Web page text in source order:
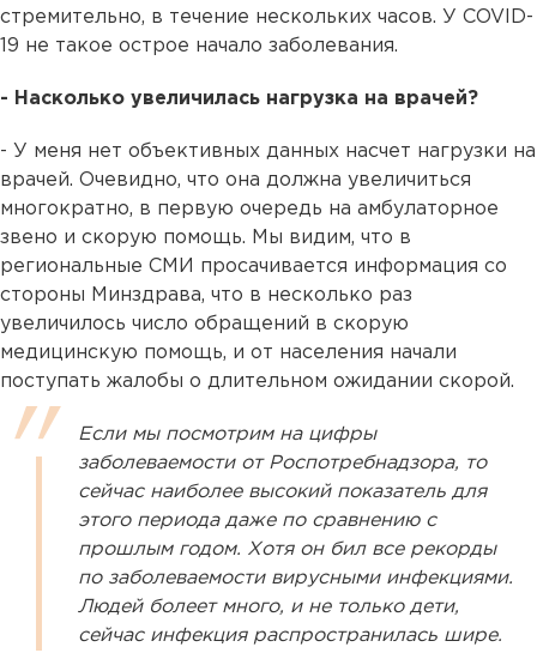
стремительно, в течение нескольких часов. У COVID-
19 не такое острое начало заболевания.
- Насколько увеличилась нагрузка на врачей?
- У меня нет объективных данных насчет нагрузки на
врачей. Очевидно, что она должна увеличиться
многократно, в первую очередь на амбулаторное
звено и скорую помощь. Мы видим, что в
региональные СМИ просачивается информация со
стороны Минздрава, что в несколько раз
увеличилось число обращений в скорую
медицинскую помощь, и от населения начали
поступать жалобы о длительном ожидании скорой.
Если мы посмотрим на цифры
заболеваемости от Роспотребнадзора, то
сейчас наиболее высокий показатель для
этого периода даже по сравнению с
прошлым годом. Хотя он бил все рекорды
по заболеваемости вирусными инфекциями.
Людей болеет много, и не только дети,
сейчас инфекция распространилась шире.